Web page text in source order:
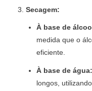
Secagem:
À base de
medida que o
eficiente.
À base de água:
longos,